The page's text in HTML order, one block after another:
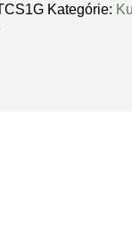
Kategórie: